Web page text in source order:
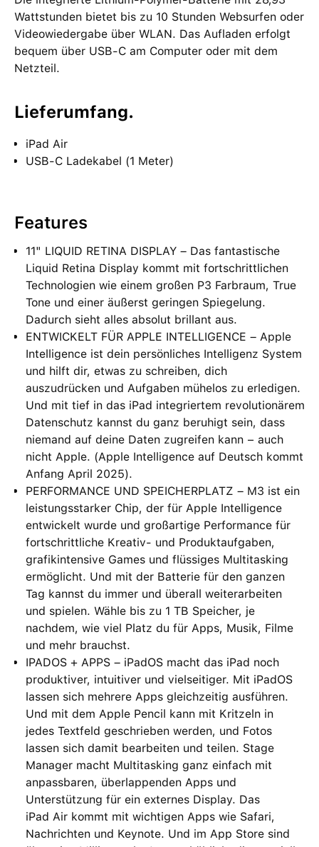
Wattstunden bietet bis zu 10 Stunden Websurfen oder
Videowiedergabe über WLAN. Das Aufladen erfolgt
bequem über USB-C am Computer oder mit dem
Netzteil.
Lieferumfang.
iPad Air
USB‑C Ladekabel (1 Meter)
Features
11" LIQUID RETINA DISPLAY – Das fantastische
Liquid Retina Display kommt mit fortschrittlichen
Technologien wie einem großen P3 Farbraum, True
Tone und einer äußerst geringen Spiegelung.
Dadurch sieht alles absolut brillant aus.
ENTWICKELT FÜR APPLE INTELLIGENCE – Apple
Intelligence ist dein persönliches Intelligenz System
und hilft dir, etwas zu schreiben, dich
auszudrücken und Aufgaben mühelos zu erledigen.
Und mit tief in das iPad integriertem revolutionärem
Datenschutz kannst du ganz beruhigt sein, dass
niemand auf deine Daten zugreifen kann − auch
nicht Apple. (Apple Intelligence auf Deutsch kommt
Anfang April 2025).
PERFORMANCE UND SPEICHERPLATZ – M3 ist ein
leistungsstarker Chip, der für Apple Intelligence
entwickelt wurde und großartige Performance für
fortschrittliche Kreativ- und Produktaufgaben,
grafikintensive Games und flüssiges Multitasking
ermöglicht. Und mit der Batterie für den ganzen
Tag kannst du immer und überall weiterarbeiten
und spielen. Wähle bis zu 1 TB Speicher, je
nachdem, wie viel Platz du für Apps, Musik, Filme
und mehr brauchst.
IPADOS + APPS – iPadOS macht das iPad noch
produktiver, intuitiver und vielseitiger. Mit iPadOS
lassen sich mehrere Apps gleichzeitig ausführen.
Und mit dem Apple Pencil kann mit Kritzeln in
jedes Textfeld geschrieben werden, und Fotos
lassen sich damit bearbeiten und teilen. Stage
Manager macht Multitasking ganz einfach mit
anpassbaren, überlappenden Apps und
Unterstützung für ein externes Display. Das
iPad Air kommt mit wichtigen Apps wie Safari,
Nachrichten und Keynote. Und im App Store sind